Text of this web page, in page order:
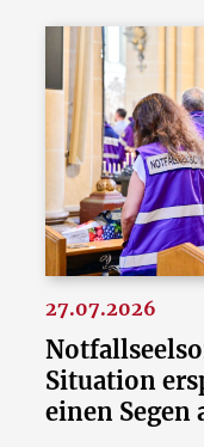
27.07.2026
Situation
einen Segen